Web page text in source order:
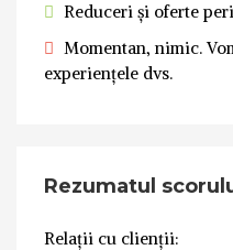
Reduceri și oferte
Momentan, nimic.
experiențele dvs.
Rezumatul
Relații cu clienții: